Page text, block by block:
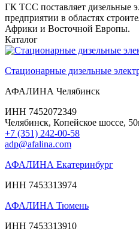
ГК ТСС поставляет дизельные
предприятии в областях
Африки и Восточной Европы.
Каталог
Стационарные дизельные
АФАЛИНА Челябинск
ИНН 7452072349
Челябинск, Копейское шоссе,
+7 (351) 242-00-58
adp@afalina.com
АФАЛИНА Екатеринбург
ИНН 7453313974
АФАЛИНА Тюмень
ИНН 7453313910